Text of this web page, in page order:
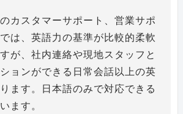
カスタマーサポート、営業サポ
は、英語力の基準が比較的柔軟
が、社内連絡や現地スタッフと
ョンができる日常会話以上の英
ます。日本語のみで対応できる
ます。